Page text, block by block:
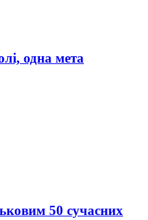
одна мета
50 сучасних